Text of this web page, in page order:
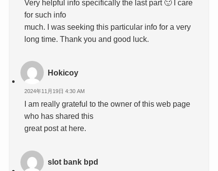
Very helpful info specifically the last part 🙂 I care
for such info
much. I was seeking this particular info for a very
long time. Thank you and good luck.
Hokicoy
2024年11月19日 4:30 AM
I am really grateful to the owner of this web page
who has shared this
great post at here.
slot bank bpd